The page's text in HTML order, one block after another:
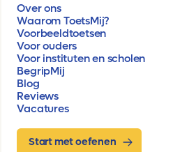
Over ons
Waarom ToetsMij?
Voorbeeldtoetsen
Voor ouders
Voor instituten en scholen
BegripMij
Blog
Reviews
Vacatures
Start met oefenen